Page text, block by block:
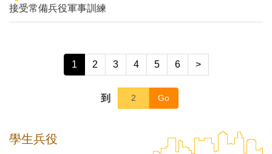
接受常備兵役軍事訓練
1 2 3 4 5 6 >
到 Go
學生兵役